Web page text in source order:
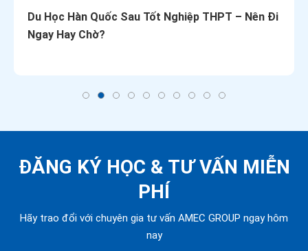
Du Học Hàn Quốc Sau Tốt Nghiệp THPT – Nên Đi
Ngay Hay Chờ?
ĐĂNG KÝ HỌC & TƯ VẤN MIỄN
PHÍ
Hãy trao đổi với chuyên gia tư vấn AMEC GROUP ngay hôm
nay